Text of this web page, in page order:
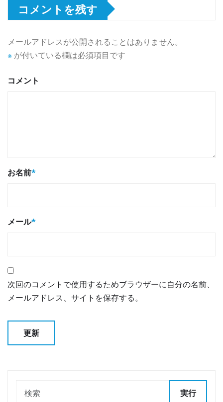
コメントを残す
メールアドレスが公開されることはありません。
※ が付いている欄は必須項目です
コメント
お名前*
メール*
次回のコメントで使用するためブラウザーに自分の名前、
メールアドレス、サイトを保存する。
実行